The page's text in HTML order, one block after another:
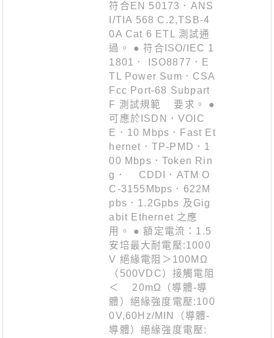
符合EN 50173．ANS
I/TIA 568 C.2,TSB-4
0A Cat 6 ETL 測試通
過。 ● 符合ISO/IEC 1
1801． ISO8877．E
TL Power Sum．CSA
Fcc Port-68 Subpart
F 測試規範 要求。 ●
可應於ISDN．VOIC
E．10 Mbps．Fast Et
hernet．TP-PMD．1
00 Mbps．Token Rin
g． CDDI．ATM O
C-3155Mbps．622M
pbs．1.2Gpbs 及Gig
abit Ethernet 之應
用。 ● 額定電流：1.5
安培最大耐電壓:1000
V 絕緣電阻＞100MΩ
（500VDC）接觸電阻
＜ 20mΩ（導體-導
體）絕緣強度電壓:100
0V,60Hz/MIN（導體-
導體）絕緣強度電壓: